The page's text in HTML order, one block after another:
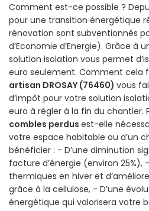
Comment est-ce possible ?
pour une transition énergétique
rénovation sont subventionnés
d’Economie d’Energie). Grâce à
solution isolation vous permet
euro seulement. Comment cela
artisan DROSAY (76460) vous
d’impôt pour votre solution
euro à régler à la fin du chantier.
combles perdus est-elle
votre espace habitable ou d’un
bénéficier : - D’une diminution
facture d’énergie (environ 25%),
thermiques en hiver et
grâce à la cellulose, - D’une
énergétique qui valorisera votre